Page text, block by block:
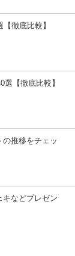
徹底比較】
【徹底比較】
推移をチェッ
キなどプレゼン